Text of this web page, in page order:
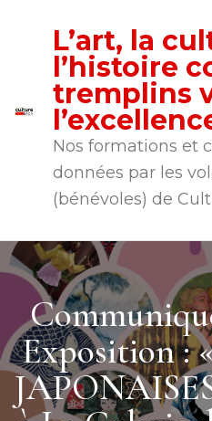
L’art, la
l’histoire
tremplins
Nos formations et
données par les
(bénévoles) de
Exposition :